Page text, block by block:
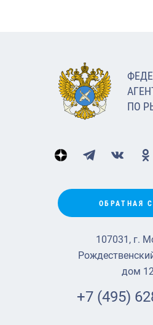
ПО
ОБРАТНАЯ
107031, г.
дом
+7 (495)